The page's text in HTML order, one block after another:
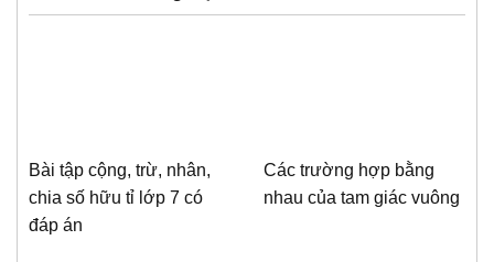
Bài tập cộng, trừ, nhân,
chia số hữu tỉ lớp 7 có
đáp án
Các trường hợp bằng
nhau của tam giác vuông